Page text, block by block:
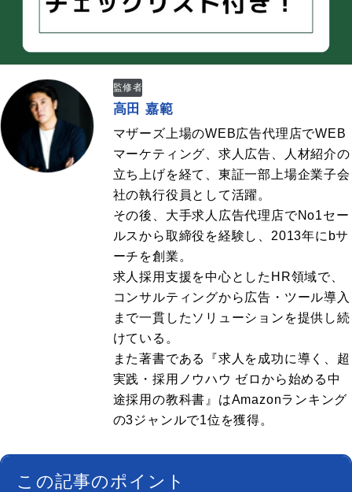
監修者
高田 嘉範
マザーズ上場のWEB広告代理店でWEB
マーケティング、求人広告、人材紹介の
立ち上げを経て、東証一部上場企業子会
社の執行役員として活躍。
その後、大手求人広告代理店でNo1セー
ルスから取締役を経験し、2013年にbサ
ーチを創業。
求人採用支援を中心としたHR領域で、
コンサルティングから広告・ツール導入
まで一貫したソリューションを提供し続
けている。
また著書である『求人を成功に導く、超
実践・採用ノウハウ ゼロから始める中
途採用の教科書』はAmazonランキング
の3ジャンルで1位を獲得。
この記事のポイント